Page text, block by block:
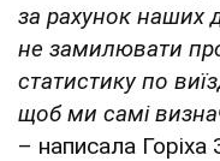
за рахунок наших
не замилювати
статистику по
щоб ми самі
– написала Горіха